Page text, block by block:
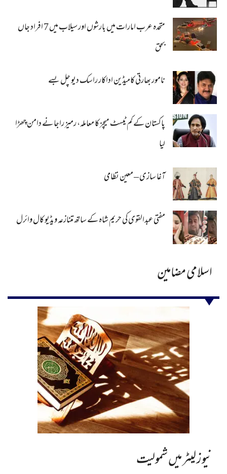
متحدہ عرب امارات میں بارشوں اور سیلاب میں 7 افراد جاں
بحق
نامور بھارتی کامیڈین اداکار راسک دیو چل بسے
پاکستان کے کم ٹیسٹ میچز کا معاملہ، رمیز راجا نے دامن چھڑا
لیا
آغا سازی – معین نظامی
مفتی عبدالقوی کی حریم شاہ کے ساتھ متنازعہ ویڈیو کال وائرل
اسلامی مضامین
نیوز لیٹر میں شمولیت